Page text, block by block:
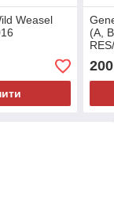
Weasel
(A,
200